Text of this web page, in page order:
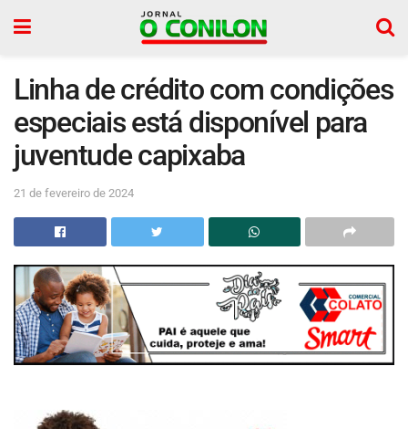
Linha de crédito com condições
especiais está disponível para
juventude capixaba
21 de fevereiro de 2024